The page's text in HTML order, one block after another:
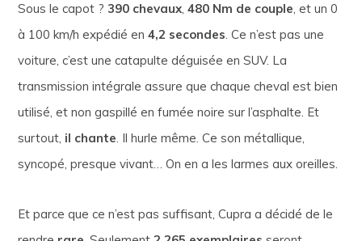
Sous le capot ? 390 chevaux,480 Nm de couple, et un 0
à 100 km/h expédié en4,2 secondes. Ce n’est pas une
voiture, c’est une catapulte déguisée en SUV. La
transmission intégrale assure que chaque cheval est bien
utilisé, et non gaspillé en fumée noire sur l’asphalte. Et
surtout, il chante. Il hurle même. Ce son métallique,
syncopé, presque vivant… On en a les larmes aux oreilles.
Et parce que ce n’est pas suffisant, Cupra a décidé de le